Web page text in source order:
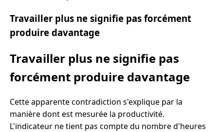
Travailler plus ne signifie pas forcément
produire davantage
Travailler plus ne signifie pas
forcément produire davantage
Cette apparente contradiction s'explique par la
manière dont est mesurée la productivité.
L'indicateur ne tient pas compte du nombre d'heures